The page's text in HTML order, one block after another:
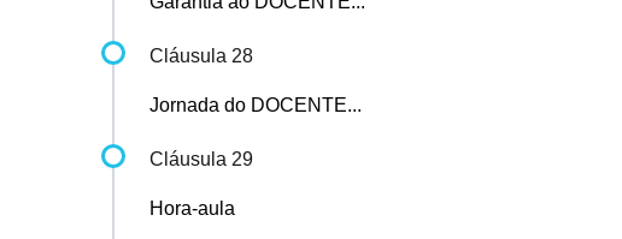
Cláusula 28
Jornada do DOCENTE...
Cláusula 29
Hora-aula